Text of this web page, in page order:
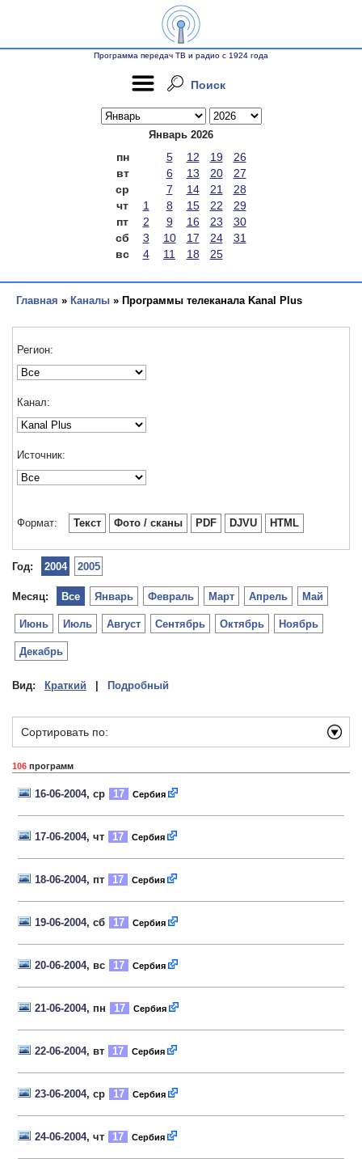
Программа передач ТВ и радио с 1924 года
Поиск
Январь 2026
пн 5 12 19
26
вт
6 13 20
27
ср
7 14 21
28
чт
1 8 15 22
29
пт
2 9 16 23
30
сб
3 10 17 24
31
вс
4 11 18 25
Главная » Каналы » Программы телеканала Kanal Plus
Регион:
Канал:
Источник:
Формат: Текст Фото / сканы PDF DJVU HTML
Год: 2004 2005
Месяц: Январь Февраль Март Апрель Май
Июнь Июль Август Сентябрь Октябрь Ноябрь
Декабрь
Все
Вид: Краткий Подробный
Сортировать по:
106 программ
16-06-2004, ср 17 Сербия
17-06-2004, чт 17 Сербия
18-06-2004, пт 17 Сербия
19-06-2004, сб 17 Сербия
20-06-2004, вс 17 Сербия
21-06-2004, пн 17 Сербия
22-06-2004, вт 17 Сербия
23-06-2004, ср 17 Сербия
24-06-2004, чт 17 Сербия